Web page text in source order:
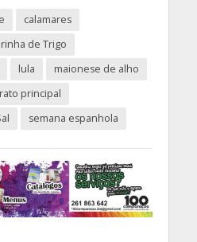
calamares
de Trigo
lula
maionese de alho
principal
semana espanhola